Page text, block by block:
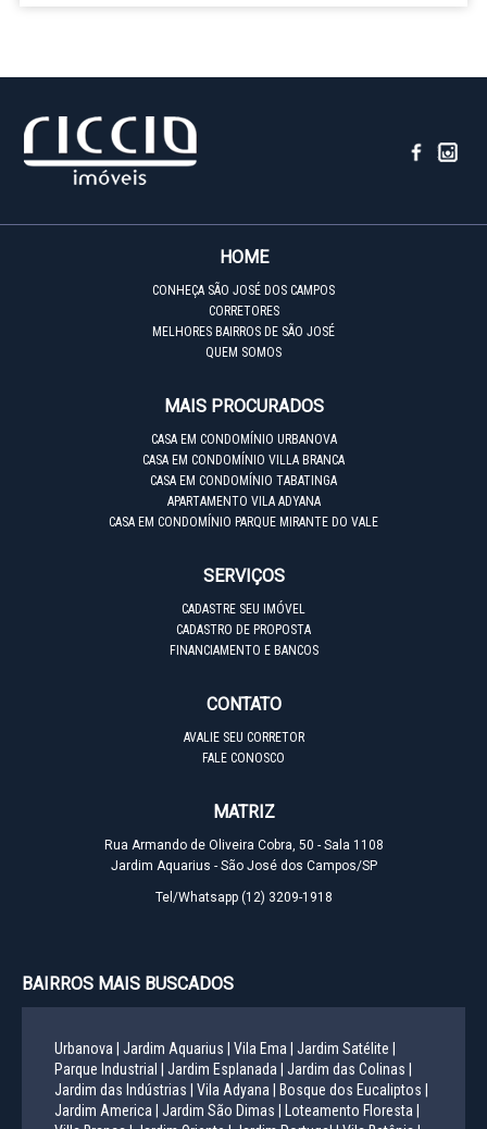
HOME
CONHEÇA SÃO JOSÉ DOS CAMPOS
CORRETORES
MELHORES BAIRROS DE SÃO JOSÉ
QUEM SOMOS
MAIS PROCURADOS
CASA EM CONDOMÍNIO URBANOVA
CASA EM CONDOMÍNIO VILLA BRANCA
CASA EM CONDOMÍNIO TABATINGA
APARTAMENTO VILA ADYANA
CASA EM CONDOMÍNIO PARQUE MIRANTE DO VALE
SERVIÇOS
CADASTRE SEU IMÓVEL
CADASTRO DE PROPOSTA
FINANCIAMENTO E BANCOS
CONTATO
AVALIE SEU CORRETOR
FALE CONOSCO
MATRIZ
Rua Armando de Oliveira Cobra, 50 - Sala 1108
Jardim Aquarius - São José dos Campos/SP
Tel/Whatsapp (12) 3209-1918
BAIRROS MAIS BUSCADOS
Urbanova | Jardim Aquarius | Vila Ema |
Jardim Satélite |
Parque Industrial |
Jardim Esplanada |
Jardim das Colinas |
Jardim das Indústrias |
Vila Adyana |
Bosque dos Eucaliptos |
Jardim America |
Jardim São Dimas |
Loteamento Floresta |